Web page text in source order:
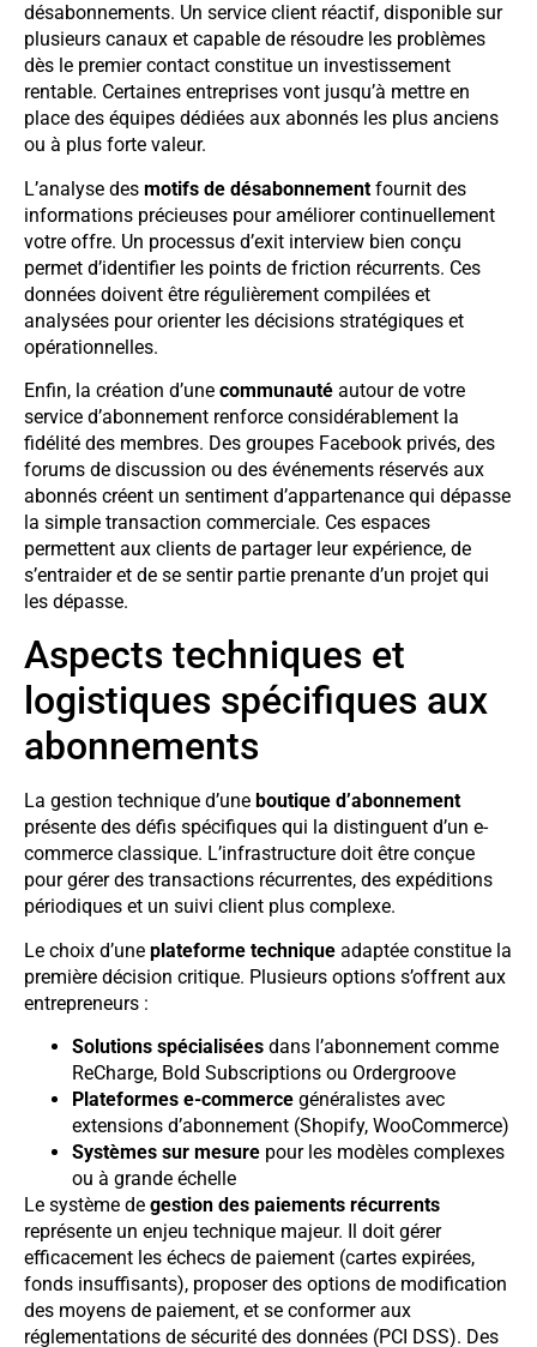
désabonnements. Un service client réactif, disponible sur
plusieurs canaux et capable de résoudre les problèmes
dès le premier contact constitue un investissement
rentable. Certaines entreprises vont jusqu’à mettre en
place des équipes dédiées aux abonnés les plus anciens
ou à plus forte valeur.
L’analyse des motifs de désabonnement fournit des
informations précieuses pour améliorer continuellement
votre offre. Un processus d’exit interview bien conçu
permet d’identifier les points de friction récurrents. Ces
données doivent être régulièrement compilées et
analysées pour orienter les décisions stratégiques et
opérationnelles.
Enfin, la création d’une communauté autour de votre
service d’abonnement renforce considérablement la
fidélité des membres. Des groupes Facebook privés, des
forums de discussion ou des événements réservés aux
abonnés créent un sentiment d’appartenance qui dépasse
la simple transaction commerciale. Ces espaces
permettent aux clients de partager leur expérience, de
s’entraider et de se sentir partie prenante d’un projet qui
les dépasse.
Aspects techniques et
logistiques spécifiques aux
abonnements
La gestion technique d’une boutique d’abonnement
présente des défis spécifiques qui la distinguent d’un e-
commerce classique. L’infrastructure doit être conçue
pour gérer des transactions récurrentes, des expéditions
périodiques et un suivi client plus complexe.
Le choix d’une plateforme technique adaptée constitue la
première décision critique. Plusieurs options s’offrent aux
entrepreneurs :
Solutions spécialisées dans l’abonnement comme
ReCharge, Bold Subscriptions ou Ordergroove
Plateformes e-commerce généralistes avec
extensions d’abonnement (Shopify, WooCommerce)
Systèmes sur mesure pour les modèles complexes
ou à grande échelle
Le système de gestion des paiements récurrents
représente un enjeu technique majeur. Il doit gérer
efficacement les échecs de paiement (cartes expirées,
fonds insuffisants), proposer des options de modification
des moyens de paiement, et se conformer aux
réglementations de sécurité des données (PCI DSS). Des